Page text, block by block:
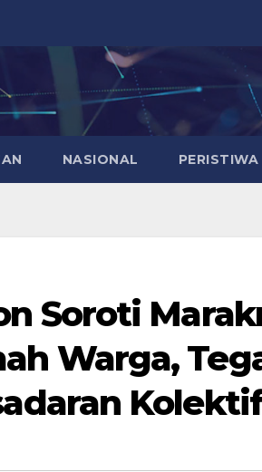
NASIONAL PERISTIWA
Soroti
Warga,
Kolektif